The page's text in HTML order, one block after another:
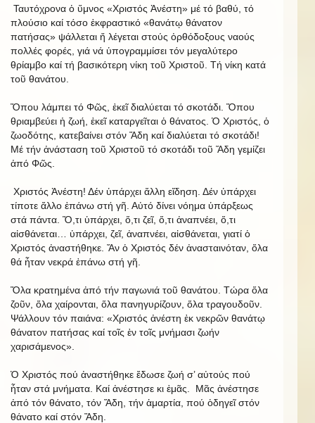
Ταυτόχρονα ὁ ὕμνος «Χριστός Ἀνέστη» μέ τό βαθύ, τό
πλούσιο καί τόσο ἐκφραστικό «θανάτῳ θάνατον
πατήσας» ψάλλεται ἤ λέγεται στούς ὀρθόδοξους ναούς
πολλές φορές, γιά νά ὑπογραμμίσει τόν μεγαλύτερο
θρίαμβο καί τή βασικότερη νίκη τοῦ Χριστοῦ. Τή νίκη κατά
τοῦ θανάτου.
Ὅπου λάμπει τό Φῶς, ἐκεῖ διαλύεται τό σκοτάδι. Ὅπου
θριαμβεύει ἡ ζωή, ἐκεῖ καταργεῖται ὁ θάνατος. Ὁ Χριστός, ὁ
ζωοδότης, κατεβαίνει στόν Ἅδη καί διαλύεται τό σκοτάδι!
Μέ τήν ἀνάσταση τοῦ Χριστοῦ τό σκοτάδι τοῦ Ἅδη γεμίζει
ἀπό Φῶς.
Χριστός Ἀνέστη! Δέν ὑπάρχει ἄλλη εἴδηση. Δέν ὑπάρχει
τίποτε ἄλλο ἐπάνω στή γῆ. Αὐτό δίνει νόημα ὑπάρξεως
στά πάντα. Ὅ,τι ὑπάρχει, ὅ,τι ζεῖ, ὅ,τι ἀναπνέει, ὅ,τι
αἰσθάνεται… ὑπάρχει, ζεῖ, ἀναπνέει, αἰσθάνεται, γιατί ὁ
Χριστός ἀναστήθηκε. Ἄν ὁ Χριστός δέν ἀνασταινόταν, ὅλα
θά ἦταν νεκρά ἐπάνω στή γῆ.
Ὅλα κρατημένα ἀπό τήν παγωνιά τοῦ θανάτου. Τώρα ὅλα
ζοῦν, ὅλα χαίρονται, ὅλα πανηγυρίζουν, ὅλα τραγουδοῦν.
Ψάλλουν τόν παιάνα: «Χριστός ἀνέστη ἐκ νεκρῶν θανάτῳ
θάνατον πατήσας καί τοῖς ἐν τοῖς μνήμασι ζωήν
χαρισάμενος».
Ὁ Χριστός πού ἀναστήθηκε ἔδωσε ζωή σ’ αὐτούς πού
ἦταν στά μνήματα. Καί ἀνέστησε κι ἐμᾶς. Μᾶς ἀνέστησε
ἀπό τόν θάνατο, τόν Ἅδη, τήν ἁμαρτία, πού ὁδηγεῖ στόν
θάνατο καί στόν Ἅδη.